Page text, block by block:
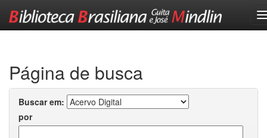
Página de busca
Buscar em:
por